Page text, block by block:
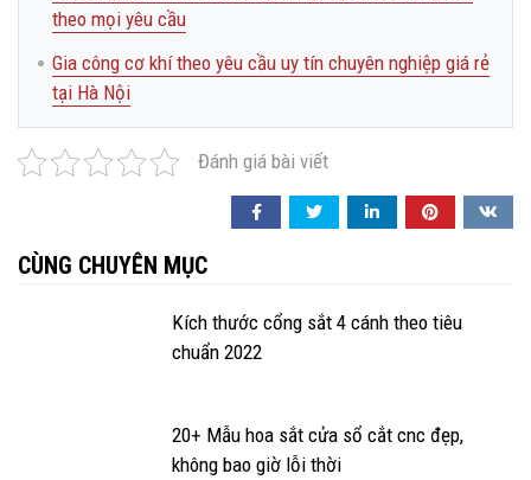
theo mọi yêu cầu
Gia công cơ khí theo yêu cầu uy tín chuyên nghiệp giá rẻ
tại Hà Nội
Đánh giá bài viết
CÙNG CHUYÊN MỤC
Kích thước cổng sắt 4 cánh theo tiêu
chuẩn 2022
20+ Mẫu hoa sắt cửa sổ cắt cnc đẹp,
không bao giờ lỗi thời